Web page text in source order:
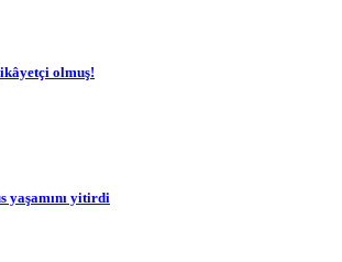
olmuş!
yaşamını yitirdi